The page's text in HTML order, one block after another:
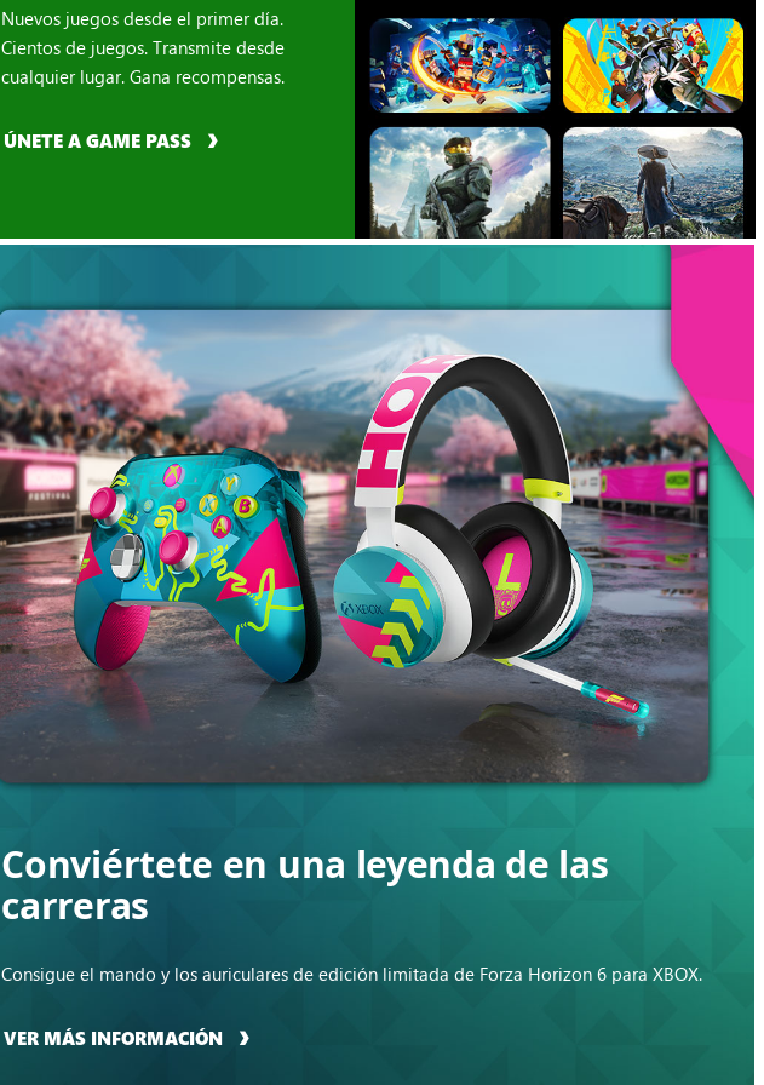
Nuevos juegos desde el primer día.
Cientos de juegos. Transmite desde
cualquier lugar. Gana recompensas.
ÚNETE A GAME PASS
Conviértete en una leyenda de las
carreras
Consigue el mando y los auriculares de edición limitada de Forza Horizon 6 para XBOX.
VER MÁS INFORMACIÓN